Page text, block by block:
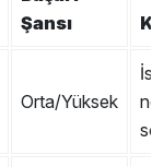
Şansı
Orta/Yüksek